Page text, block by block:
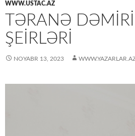
WWW.USTAC.AZ
TƏRANƏ
ŞEIRLƏRI
NOYABR 13, 2023